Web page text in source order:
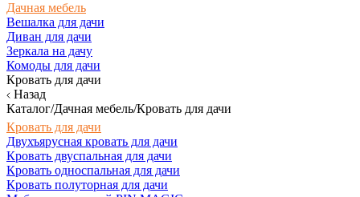
Дачная мебель
Вешалка для дачи
Диван для дачи
Зеркала на дачу
Комоды для дачи
Кровать для дачи
Назад
Каталог/Дачная мебель/Кровать для дачи
Кровать для дачи
Двухъярусная кровать для дачи
Кровать двуспальная для дачи
Кровать односпальная для дачи
Кровать полуторная для дачи